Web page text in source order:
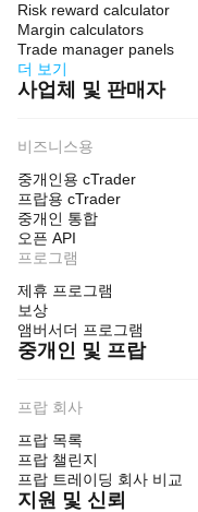
Risk reward calculator
Margin calculators
Trade manager panels
더 보기
사업체 및 판매자
비즈니스용
중개인용 cTrader
프랍용 cTrader
중개인 통합
오픈 API
프로그램
제휴 프로그램
보상
앰버서더 프로그램
중개인 및 프랍
프랍 회사
프랍 목록
프랍 챌린지
프랍 트레이딩 회사 비교
지원 및 신뢰